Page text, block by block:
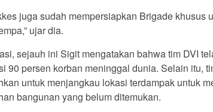
juga sudah mempersiapkan Brigade khusus
ujar dia.
sejauh ini Sigit mengatakan bahwa tim DVI
90 persen korban meninggal dunia. Selain itu,
untuk menjangkau lokasi terdampak untuk
bangunan yang belum ditemukan.